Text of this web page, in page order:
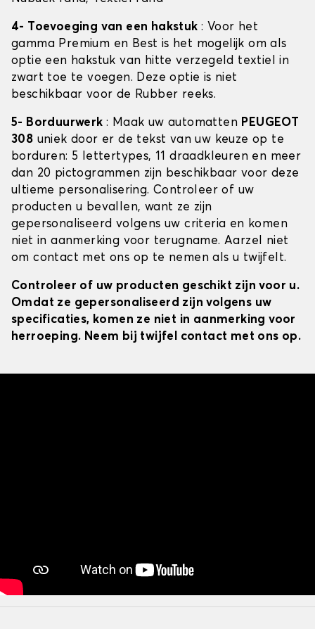
4- Toevoeging van een hakstuk : Voor het
gamma Premium en Best is het mogelijk om als
optie een hakstuk van hitte verzegeld textiel in
zwart toe te voegen. Deze optie is niet
beschikbaar voor de Rubber reeks.
5- Borduurwerk : Maak uw automatten PEUGEOT
308 uniek door er de tekst van uw keuze op te
borduren: 5 lettertypes, 11 draadkleuren en meer
dan 20 pictogrammen zijn beschikbaar voor deze
ultieme personalisering. Controleer of uw
producten u bevallen, want ze zijn
gepersonaliseerd volgens uw criteria en komen
niet in aanmerking voor terugname. Aarzel niet
om contact met ons op te nemen als u twijfelt.
Controleer of uw producten geschikt zijn voor u.
Omdat ze gepersonaliseerd zijn volgens uw
specificaties, komen ze niet in aanmerking voor
herroeping. Neem bij twijfel contact met ons op.